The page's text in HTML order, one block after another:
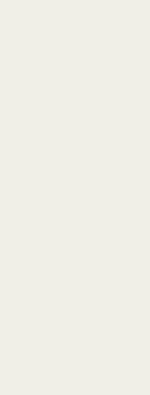
bei der
ein Gefühl
profitieren,
Diese
Tische